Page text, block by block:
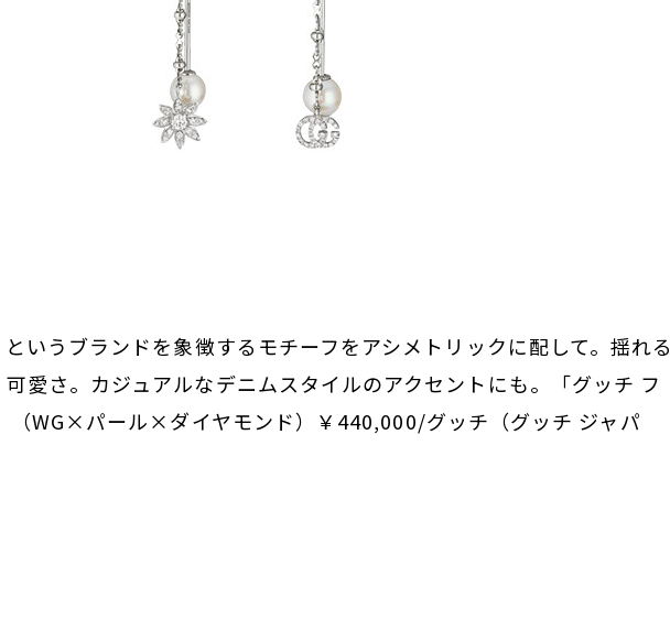
いうブランドを象徴するモチーフをアシメトリックに配して。揺れる
愛さ。カジュアルなデニムスタイルのアクセントにも。「グッチ フ
（WG×パール×ダイヤモンド）￥440,000/グッチ（グッチ ジャパ